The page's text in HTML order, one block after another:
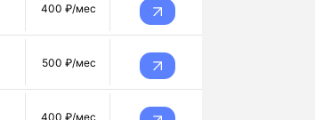
400 ₽/мес
500 ₽/мес
400 ₽/мес